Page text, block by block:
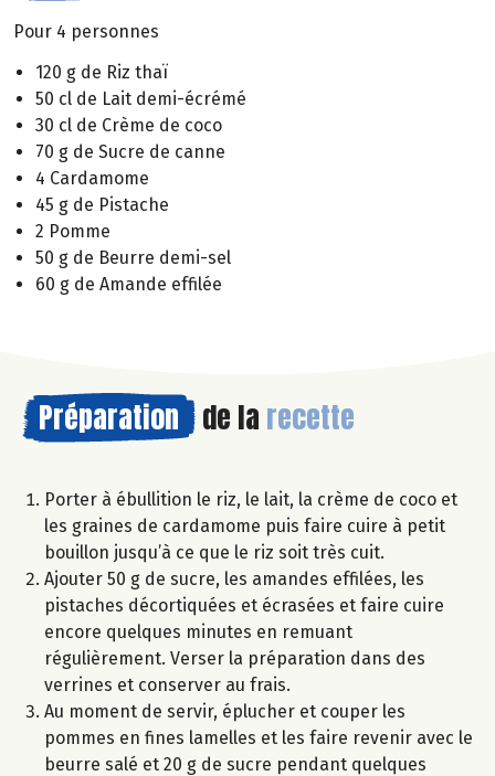
Pour 4 personnes
120 g de Riz thaï
50 cl de Lait demi-écrémé
30 cl de Crème de coco
70 g de Sucre de canne
4 Cardamome
45 g de Pistache
2 Pomme
50 g de Beurre demi-sel
60 g de Amande effilée
Préparation de la recette
Porter à ébullition le riz, le lait, la crème de coco et
les graines de cardamome puis faire cuire à petit
bouillon jusqu’à ce que le riz soit très cuit.
Ajouter 50 g de sucre, les amandes effilées, les
pistaches décortiquées et écrasées et faire cuire
encore quelques minutes en remuant
régulièrement. Verser la préparation dans des
verrines et conserver au frais.
Au moment de servir, éplucher et couper les
pommes en fines lamelles et les faire revenir avec le
beurre salé et 20 g de sucre pendant quelques